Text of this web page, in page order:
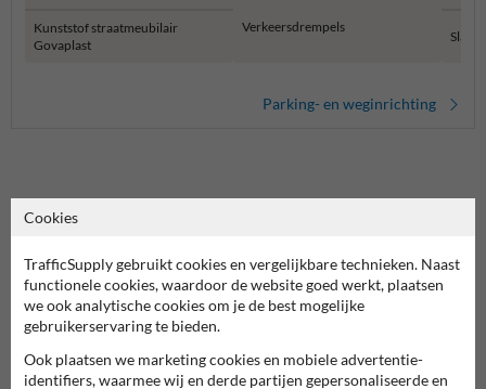
Kunststof straatmeubilair
Govaplast
Verkeersdrempels
Parking- en weginrichting
Deparkbank kunststof
De Porto is een parkbank voor plekken waar je geen zin hebt in veel
onderhoud. Het materiaal is 100% gerecycled kunststof, met
natuurlijke structuur en kleur tot in de kern. Daardoor is dit een
publieke zones waar intensief gebruik normaal is.
Cookies
TrafficSupply gebruikt cookies en vergelijkbare technieken. Naast
functionele cookies, waardoor de website goed werkt, plaatsen
we ook analytische cookies om je de best mogelijke
gebruikerservaring te bieden.
Ook plaatsen we marketing cookies en mobiele advertentie-
identifiers, waarmee wij en derde partijen gepersonaliseerde en